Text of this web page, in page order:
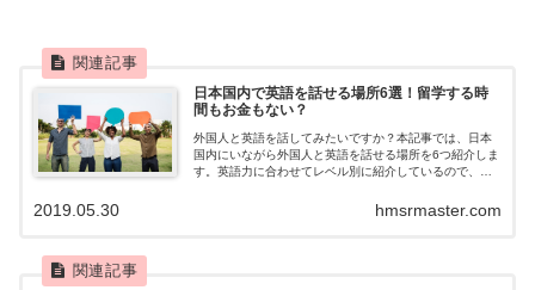
日本国内で英語を話せる場所6選！留学する時
間もお金もない？
外国人と英語を話してみたいですか？本記事では、日本
国内にいながら外国人と英語を話せる場所を6つ紹介しま
す。英語力に合わせてレベル別に紹介しているので、ぜ
hmsrmaster.com
2019.05.30